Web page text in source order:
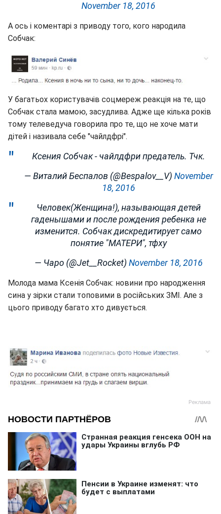
November 18, 2016
А ось і коментарі з приводу того, кого народила
Собчак:
У багатьох користувачів соцмереж реакція на те, що
Собчак стала мамою, засудлива. Адже ще кілька років
тому телеведуча говорила про те, що не хоче мати
дітей і називала себе "чайлдфрі".
Ксения Собчак - чайлдфри предатель. Тчк.
— Виталий Беспалов (@Bespalov__V) November
18, 2016
Человек(Женщина!), называющая детей
гаденышами и после рождения ребенка не
изменится. Собчак дискредитирует само
понятие "МАТЕРИ", тфху
— Чаро (@Jet__Rocket) November 18, 2016
Молода мама Ксенія Собчак: новини про народження
сина у зірки стали топовими в російських ЗМІ. Але з
цього приводу багато хто дивується.